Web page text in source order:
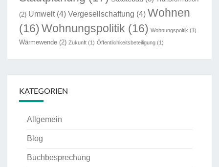
(2) Umwelt(4) Vergesellschaftung (4) Wohnen
(16) Wohnungspolitik (16) Wohnungspoltik (1)
Wärmewende (2) Zukunft (1) Öffentlichkeitsbeteiligung (1)
KATEGORIEN
Allgemein
Blog
Buchbesprechung